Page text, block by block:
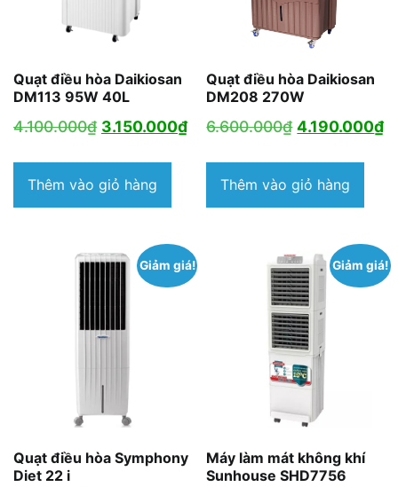
Quạt điều hòa Daikiosan
DM113 95W 40L
4.100.000₫ Giá
là:
4.100.000₫.
3.150.000₫Giá
Thêm vào giỏ hàng
Quạt điều hòa Daikiosan
DM208 270W
6.600.000₫ Giá
là:
6.600.000₫.
4.190.000₫
Thêm vào giỏ hàng
Giảm giá!
Quạt điều hòa Symphony
Diet 22 i
Giảm giá!
Máy làm mát không khí
Sunhouse SHD7756